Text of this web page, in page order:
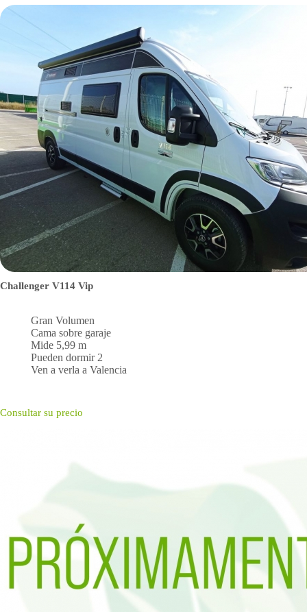
Challenger V114 Vip
Gran Volumen
Cama sobre garaje
Mide 5,99 m
Pueden dormir 2
Ven a verla a Valencia
Consultar su precio